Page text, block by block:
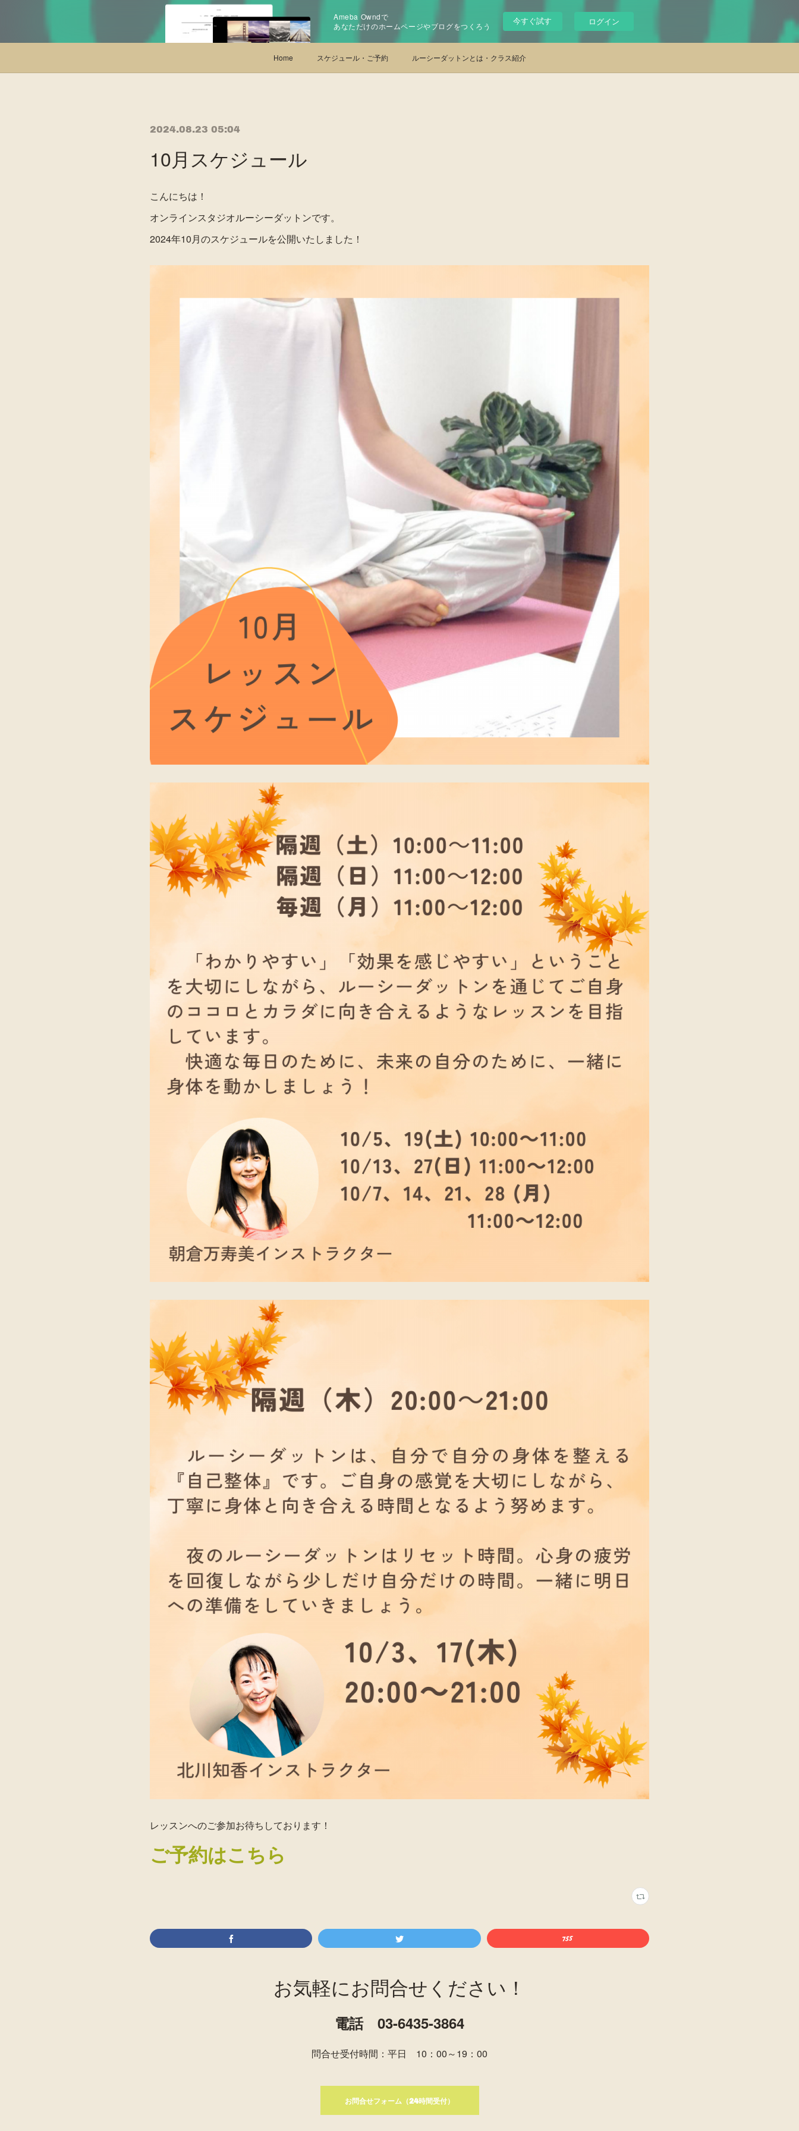
Ameba Owndで
あなただけのホームページやブログをつくろう
今すぐ試す ログイン
Home スケジュール・ご予約 ルーシーダットンとは・クラス紹介
2024.08.23 05:04
10月スケジュール
こんにちは！
オンラインスタジオルーシーダットンです。
2024年10月のスケジュールを公開いたしました！
レッスンへのご参加お待ちしております！
ご予約はこちら
お気軽にお問合せください！
電話 03-6435-3864
問合せ受付時間：平日 10：00～19：00
お問合せフォーム（24時間受付）